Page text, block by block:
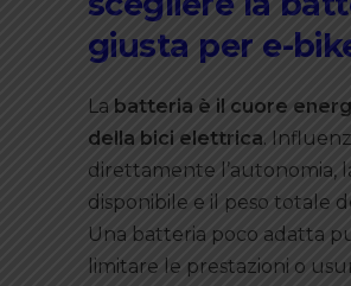
giusta per e-
La batteria è il cuore
della bici elettrica.
direttamente l’autonomia,
disponibile e il peso totale
Una batteria poco adatta
limitare le prestazioni o